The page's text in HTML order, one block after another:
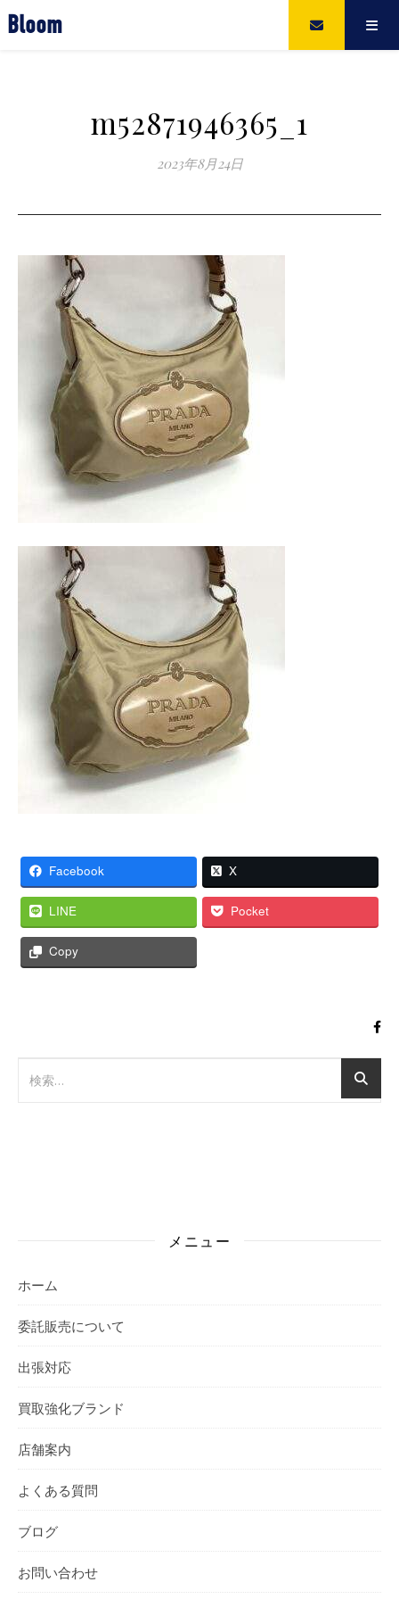
Bloom
m52871946365_1
2023年8月24日
Facebook X
LINE Pocket
Copy
メニュー
ホーム
委託販売について
出張対応
買取強化ブランド
店舗案内
よくある質問
ブログ
お問い合わせ